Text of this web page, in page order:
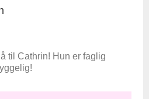
til Cathrin! Hun er faglig